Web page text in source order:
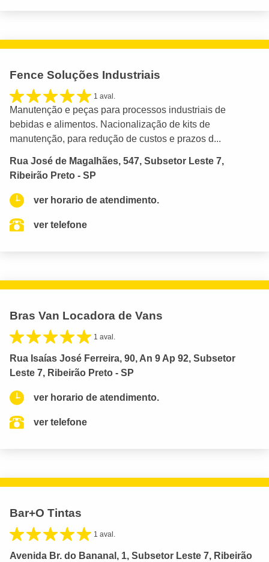
Fence Soluções Industriais
1 aval.
Manutenção e peças para processos industriais de
bebidas e alimentos. Nacionalização de kits de
manutenção, para redução de custos e prazos d...
Rua José de Magalhães, 547, Subsetor Leste 7,
Ribeirão Preto - SP
ver horario de atendimento.
ver telefone
Bras Van Locadora de Vans
1 aval.
Rua Isaías José Ferreira, 90, An 9 Ap 92, Subsetor
Leste 7, Ribeirão Preto - SP
ver horario de atendimento.
ver telefone
Bar+O Tintas
1 aval.
Avenida Br. do Bananal, 1, Subsetor Leste 7, Ribeirão